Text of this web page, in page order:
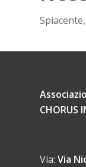
CHORUS
Via: Via